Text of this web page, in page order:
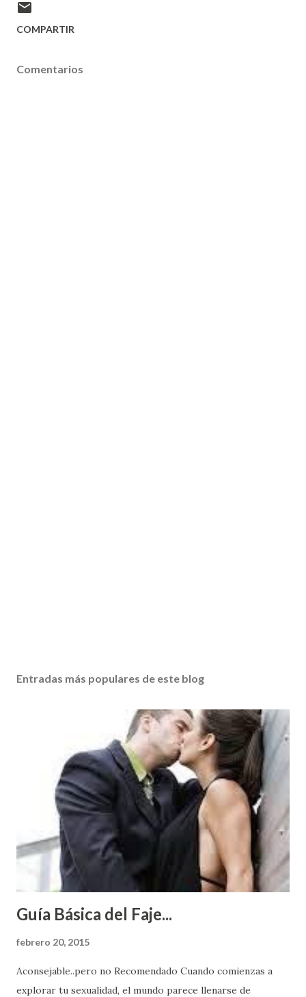
COMPARTIR
Comentarios
Entradas más populares de este blog
Guía Básica del Faje...
febrero 20, 2015
Aconsejable..pero no Recomendado Cuando comienzas a
explorar tu sexualidad, el mundo parece llenarse de